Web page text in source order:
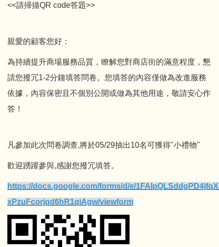
<<請掃描QR code答題>>
親愛的顧客您好：
為持續提升商場服務品質，瞭解您對商店街的滿意程度，懇
請您撥冗1-2分鐘填答問卷。您填答的內容僅做為改進服務
依據，內容保密且不個別公開或做為其他用途，敬請安心作
答！
凡參加此次問卷調查,將於05/29抽出10名可獲得"小禮物"
歡迎踴躍參與,感謝您撥冗填答。
https://docs.google.com/forms/d/e/
xPzuFcorjqd6hR1qiAgw/viewform